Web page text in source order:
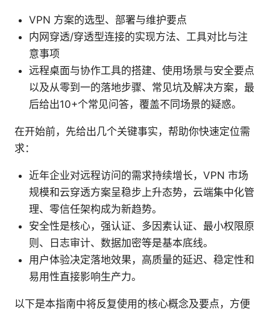
VPN 方案的选型、部署与维护要点
内网穿透/穿透型连接的实现方法、工具对比与注
意事项
远程桌面与协作工具的搭建、使用场景与安全要点
以及从零到一的落地步骤、常见坑及解决方案，最
后给出10+个常见问答，覆盖不同场景的疑惑。
在开始前，先给出几个关键事实，帮助你快速定位需
求：
近年企业对远程访问的需求持续增长，VPN 市场
规模和云穿透方案呈稳步上升态势，云端集中化管
理、零信任架构成为新趋势。
安全性是核心，强认证、多因素认证、最小权限原
则、日志审计、数据加密等是基本底线。
用户体验决定落地效果，高质量的延迟、稳定性和
易用性直接影响生产力。
以下是本指南中将反复使用的核心概念及要点，方便